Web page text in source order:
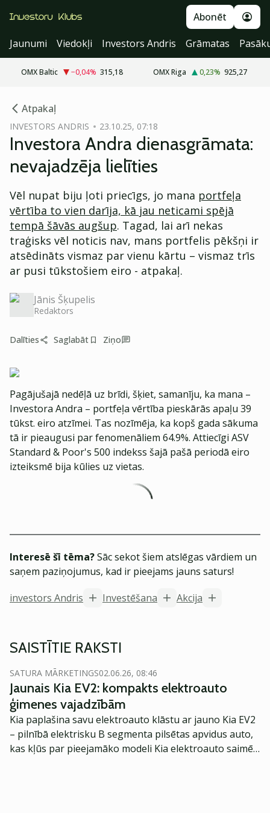
Abonēt
Jaunumi
Viedokļi Investors Andris Grāmatas
OMX Baltic −0,04% 315,18 OMX Riga 0,23% 925,27
Atpakaļ
INVESTORS ANDRIS 23.10.25, 07:18
Investora Andra dienasgrāmata:
nevajadzēja lielīties
Vēl nupat biju ļoti priecīgs, jo mana portfeļa
vērtība to vien darīja, kā jau neticami spējā
tempā šāvās augšup. Tagad, lai arī nekas
traģisks vēl noticis nav, mans portfelis pēkšņi ir
atsēdināts vismaz par vienu kārtu – vismaz trīs
ar pusi tūkstošiem eiro - atpakaļ.
Jānis Šķupelis
Redaktors
Dalīties Saglabāt Ziņo
Pagājušajā nedēļā uz brīdi, šķiet, samanīju, ka mana –
Investora Andra – portfeļa vērtība pieskārās apaļu 39
tūkst. eiro atzīmei. Tas nozīmēja, ka kopš gada sākuma
tā ir pieaugusi par fenomenāliem 64.9%. Attiecīgi ASV
Standard & Poor's 500 indekss šajā pašā periodā eiro
izteiksmē bija kūlies uz vietas.
Interesē šī tēma?Sāc sekot šiem atslēgas vārdiem un
saņem paziņojumus, kad ir pieejams jauns saturs!
investors Andris
Investēšana Akcija
SAISTĪTIE RAKSTI
SATURA MĀRKETINGS02.06.26, 08:46
Jaunais Kia EV2: kompakts elektroauto
ģimenes vajadzībām
Kia paplašina savu elektroauto klāstu ar jauno Kia EV2
– pilnībā elektrisku B segmenta pilsētas apvidus auto,
kas kļūs par pieejamāko modeli Kia elektroauto saimē